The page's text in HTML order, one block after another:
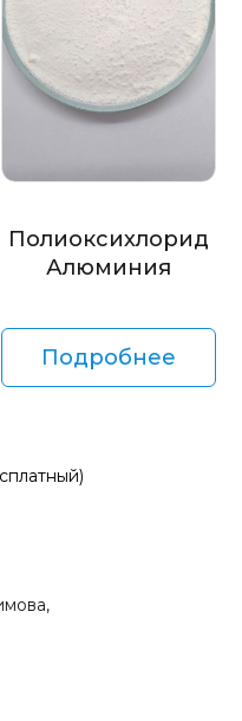
Полиоксихлорид
Алюминия
Подробнее